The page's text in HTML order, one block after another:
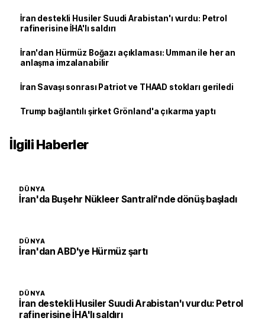
İran destekli Husiler Suudi Arabistan'ı vurdu: Petrol
rafinerisine İHA'lı saldırı
İran'dan Hürmüz Boğazı açıklaması: Umman ile her an
anlaşma imzalanabilir
İran Savaşı sonrası Patriot ve THAAD stokları geriledi
Trump bağlantılı şirket Grönland'a çıkarma yaptı
İlgili Haberler
DÜNYA
İran'da Buşehr Nükleer Santrali'nde dönüş başladı
DÜNYA
İran'dan ABD'ye Hürmüz şartı
DÜNYA
İran destekli Husiler Suudi Arabistan'ı vurdu: Petrol
rafinerisine İHA'lı saldırı